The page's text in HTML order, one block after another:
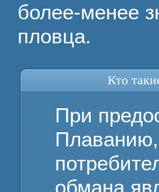
более-менее
пловца.
Кто
При
обмана